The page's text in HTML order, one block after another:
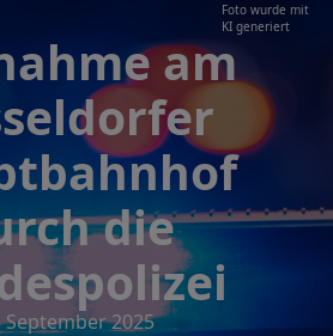
Foto wurde mit
KI generiert
am
die
September 2025